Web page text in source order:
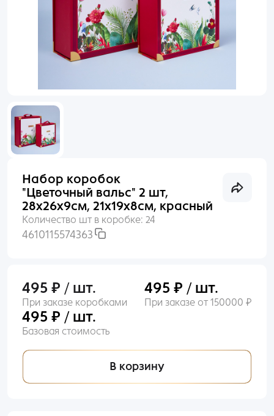
Новогодний ассортимент
Пакеты
Выгодное предложение
Набор коробок
"Цветочный вальс" 2 шт,
28х26х9см, 21х19х8см, красный
Количество шт в коробке: 24
4610115574363
495 ₽ / шт.
При заказе коробками
495 ₽ / шт.
При заказе от 150000 ₽
495 ₽ / шт.
Базовая стоимость
В корзину
Забыли пароль?
Раньше входили по номеру телефона?
Войти
Нет аккаунта? Создать